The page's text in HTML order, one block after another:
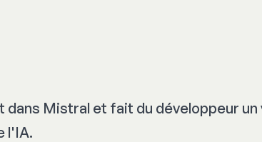
dans Mistral et fait du développeur
l'IA.